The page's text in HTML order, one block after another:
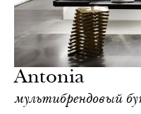
Antonia
мультибрендовый